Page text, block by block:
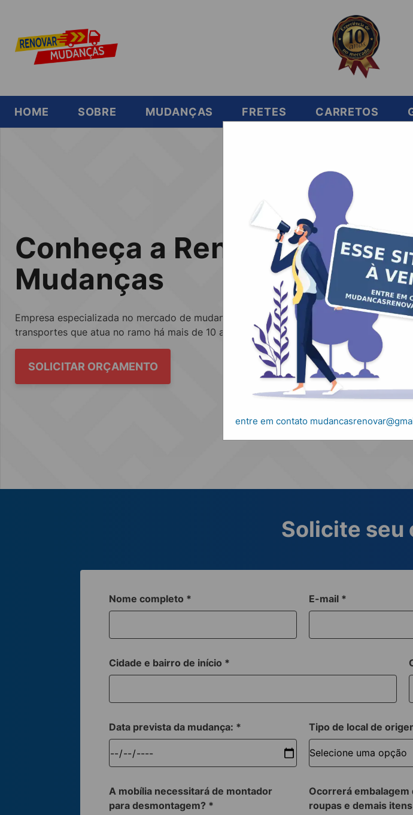
HOME SOBRE MUDANÇAS FRETES CARRETOS
Conheça a Renovar
Mudanças
Empresa especializada no mercado de mudanças, fretes, carretos e
transportes que atua no ramo há mais de 10 anos.
SOLICITAR ORÇAMENTO
Solicite seu
Nome completo * E-mail *
Cidade e bairro de início *
Data prevista da mudança: * Tipo de local de
A mobília necessitará de montador
para desmontagem? *
Ocorrerá embalagem
roupas e demais
entre em contato